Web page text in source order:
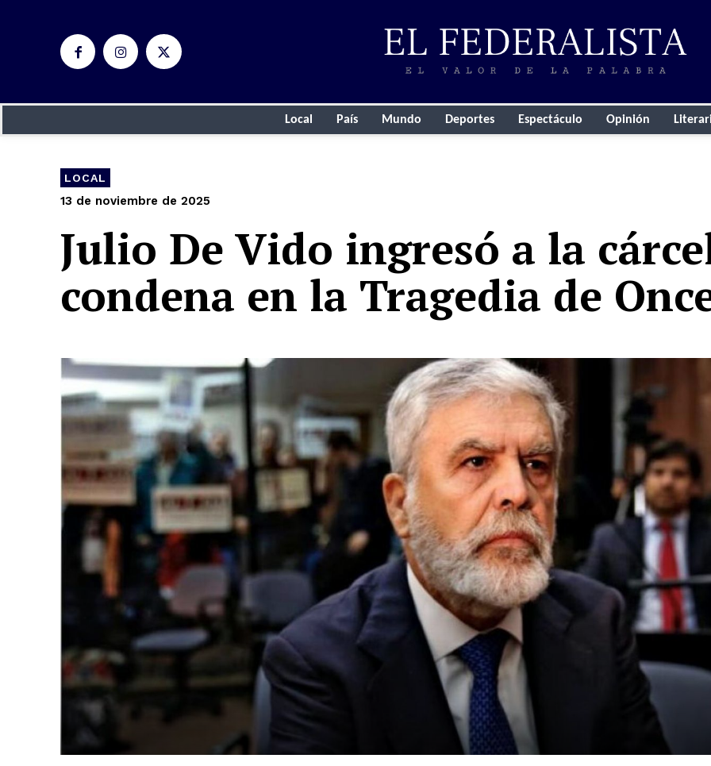
Local País Mundo Deportes Espectáculo Opinión
LOCAL
13 de noviembre de 2025
Julio De Vido ingresó a la
condena en la Tragedia de